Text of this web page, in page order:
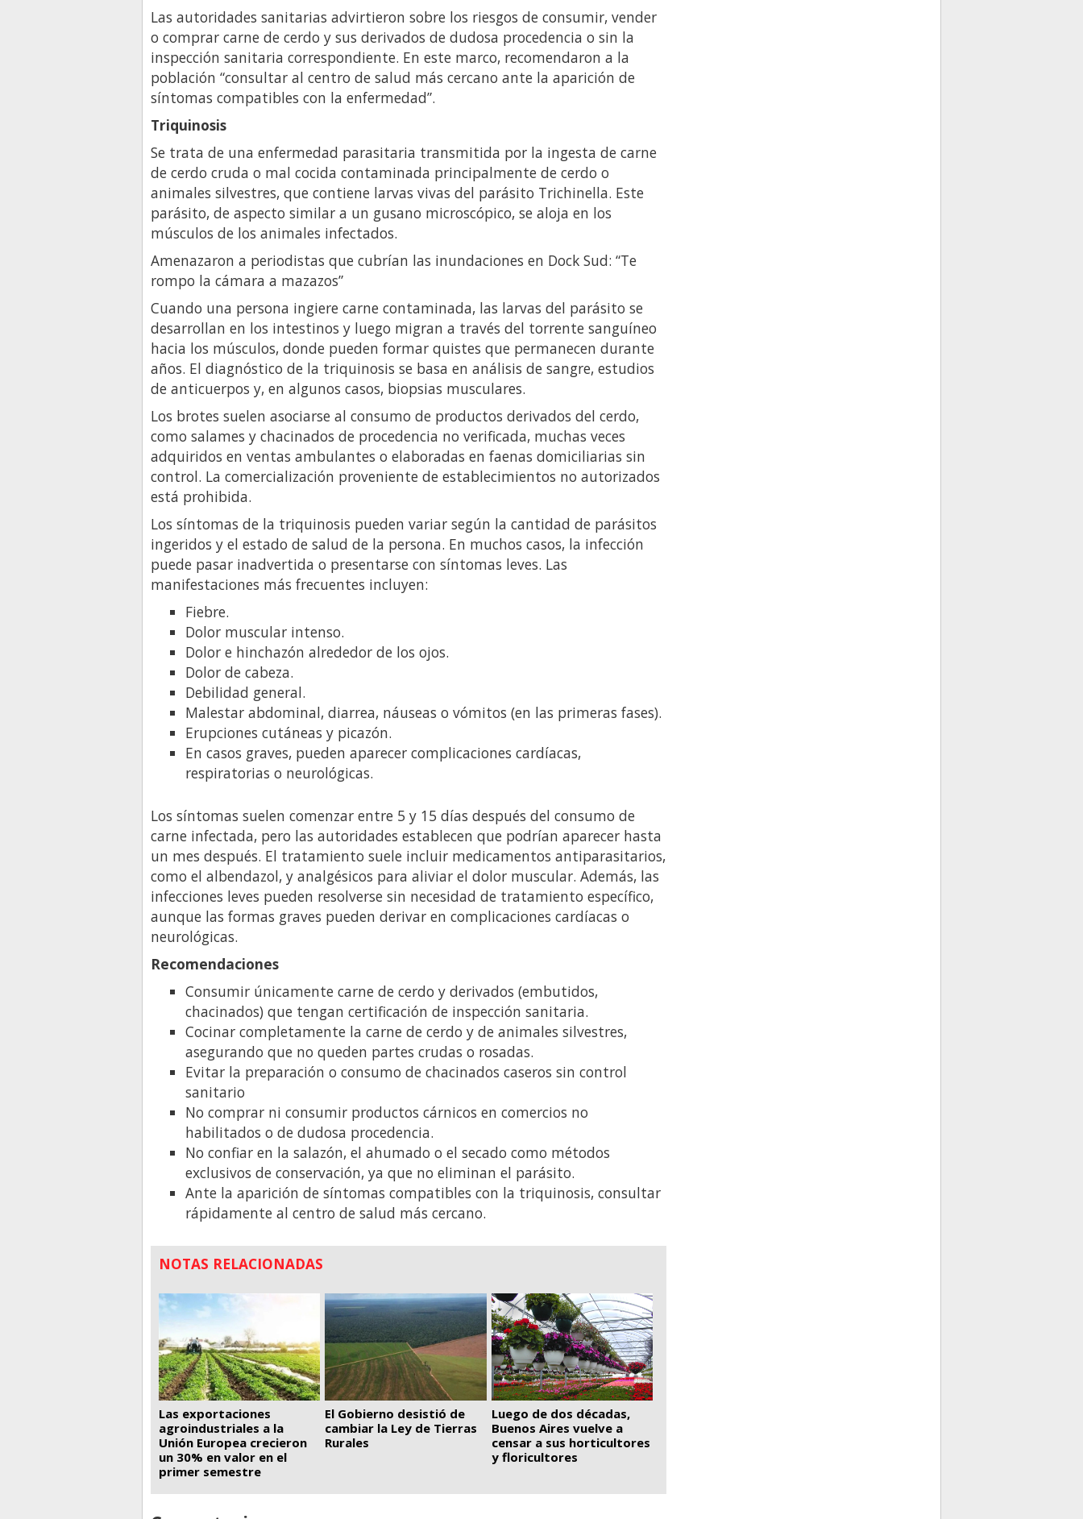
Las autoridades sanitarias advirtieron sobre los riesgos de consumir, vender
o comprar carne de cerdo y sus derivados de dudosa procedencia o sin la
inspección sanitaria correspondiente. En este marco, recomendaron a la
población “consultar al centro de salud más cercano ante la aparición de
síntomas compatibles con la enfermedad”.
Triquinosis
Se trata de una enfermedad parasitaria transmitida por la ingesta de carne
de cerdo cruda o mal cocida contaminada principalmente de cerdo o
animales silvestres, que contiene larvas vivas del parásito Trichinella. Este
parásito, de aspecto similar a un gusano microscópico, se aloja en los
músculos de los animales infectados.
Amenazaron a periodistas que cubrían las inundaciones en Dock Sud: “Te
rompo la cámara a mazazos”
Cuando una persona ingiere carne contaminada, las larvas del parásito se
desarrollan en los intestinos y luego migran a través del torrente sanguíneo
hacia los músculos, donde pueden formar quistes que permanecen durante
años. El diagnóstico de la triquinosis se basa en análisis de sangre, estudios
de anticuerpos y, en algunos casos, biopsias musculares.
Los brotes suelen asociarse al consumo de productos derivados del cerdo,
como salames y chacinados de procedencia no verificada, muchas veces
adquiridos en ventas ambulantes o elaboradas en faenas domiciliarias sin
control. La comercialización proveniente de establecimientos no autorizados
está prohibida.
Los síntomas de la triquinosis pueden variar según la cantidad de parásitos
ingeridos y el estado de salud de la persona. En muchos casos, la infección
puede pasar inadvertida o presentarse con síntomas leves. Las
manifestaciones más frecuentes incluyen:
Fiebre.
Dolor muscular intenso.
Dolor e hinchazón alrededor de los ojos.
Dolor de cabeza.
Debilidad general.
Malestar abdominal, diarrea, náuseas o vómitos (en las primeras fases).
Erupciones cutáneas y picazón.
En casos graves, pueden aparecer complicaciones cardíacas,
respiratorias o neurológicas.
Los síntomas suelen comenzar entre 5 y 15 días después del consumo de
carne infectada, pero las autoridades establecen que podrían aparecer hasta
un mes después. El tratamiento suele incluir medicamentos antiparasitarios,
como el albendazol, y analgésicos para aliviar el dolor muscular. Además, las
infecciones leves pueden resolverse sin necesidad de tratamiento específico,
aunque las formas graves pueden derivar en complicaciones cardíacas o
neurológicas.
Recomendaciones
Consumir únicamente carne de cerdo y derivados (embutidos,
chacinados) que tengan certificación de inspección sanitaria.
Cocinar completamente la carne de cerdo y de animales silvestres,
asegurando que no queden partes crudas o rosadas.
Evitar la preparación o consumo de chacinados caseros sin control
sanitario
No comprar ni consumir productos cárnicos en comercios no
habilitados o de dudosa procedencia.
No confiar en la salazón, el ahumado o el secado como métodos
exclusivos de conservación, ya que no eliminan el parásito.
Ante la aparición de síntomas compatibles con la triquinosis, consultar
rápidamente al centro de salud más cercano.
NOTAS RELACIONADAS
Las exportaciones
agroindustriales a la
Unión Europea crecieron
un 30% en valor en el
primer semestre
El Gobierno desistió de
cambiar la Ley de Tierras
Rurales
Luego de dos décadas,
Buenos Aires vuelve a
censar a sus horticultores
y floricultores